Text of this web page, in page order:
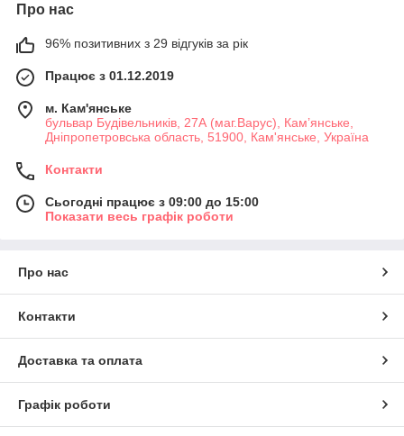
Про нас
96% позитивних з 29 відгуків за рік
Працює з 01.12.2019
м. Кам'янське
бульвар Будівельників, 27А (маг.Варус), Кам’янське,
Дніпропетровська область, 51900, Кам'янське, Україна
Контакти
Сьогодні працює з 09:00 до 15:00
Показати весь графік роботи
Про нас
Контакти
Доставка та оплата
Графік роботи